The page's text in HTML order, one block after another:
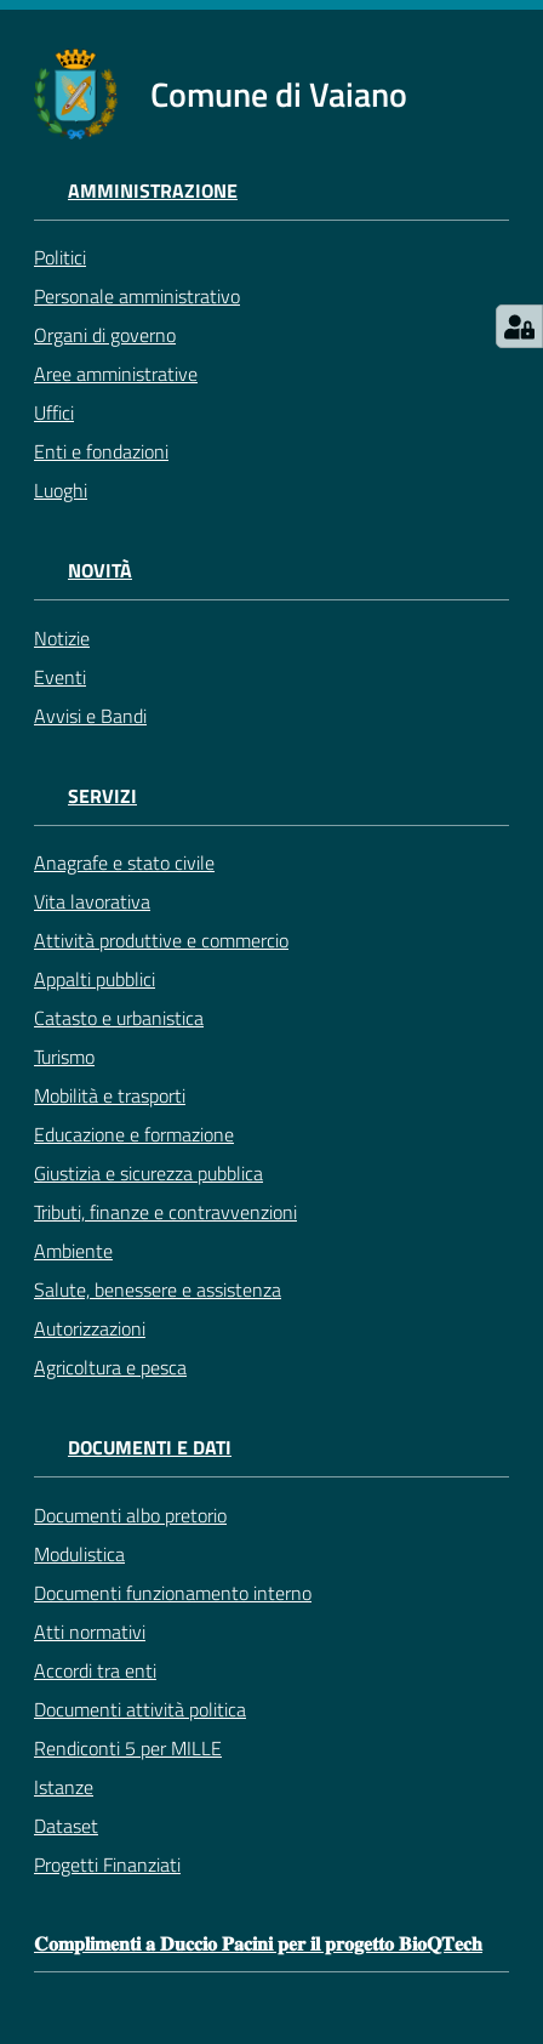
Comune di Vaiano
AMMINISTRAZIONE
Politici
Personale amministrativo
Organi di governo
Aree amministrative
Uffici
Enti e fondazioni
Luoghi
NOVITÀ
Notizie
Eventi
Avvisi e Bandi
SERVIZI
Anagrafe e stato civile
Vita lavorativa
Attività produttive e commercio
Appalti pubblici
Catasto e urbanistica
Turismo
Mobilità e trasporti
Educazione e formazione
Giustizia e sicurezza pubblica
Tributi, finanze e contravvenzioni
Ambiente
Salute, benessere e assistenza
Autorizzazioni
Agricoltura e pesca
DOCUMENTI E DATI
Documenti albo pretorio
Modulistica
Documenti funzionamento interno
Atti normativi
Accordi tra enti
Documenti attività politica
Rendiconti 5 per MILLE
Istanze
Dataset
Progetti Finanziati
𝐂𝐨𝐦𝐩𝐥𝐢𝐦𝐞𝐧𝐭𝐢 𝐚 𝐃𝐮𝐜𝐜𝐢𝐨 𝐏𝐚𝐜𝐢𝐧𝐢 𝐩𝐞𝐫 𝐢𝐥 𝐩𝐫𝐨𝐠𝐞𝐭𝐭𝐨 𝐁𝐢𝐨𝐐𝐓𝐞𝐜𝐡